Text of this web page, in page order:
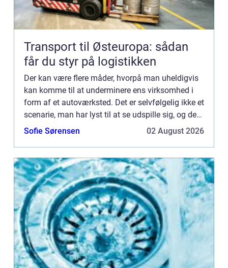
Transport til Østeuropa: sådan
får du styr på logistikken
Der kan være flere måder, hvorpå man uheldigvis
kan komme til at underminere ens virksomhed i
form af et autoværksted. Det er selvfølgelig ikke et
scenarie, man har lyst til at se udspille sig, og det
gør man da ...
Sofie Sørensen 02 August 2026